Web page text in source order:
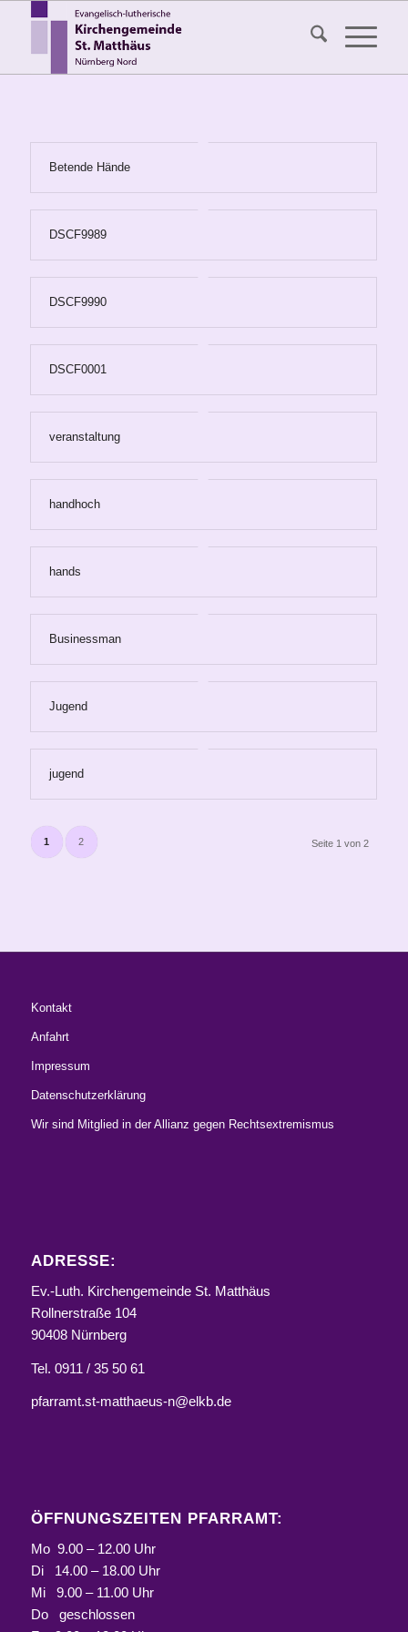
Betende Hände
DSCF9989
DSCF9990
DSCF0001
veranstaltung
handhoch
hands
Businessman
Jugend
jugend
Seite 1 von 2
1 2
Kontakt
Anfahrt
Impressum
Datenschutzerklärung
Wir sind Mitglied in der Allianz gegen Rechtsextremismus
ADRESSE:
Ev.-Luth. Kirchengemeinde St. Matthäus
Rollnerstraße 104
90408 Nürnberg
Tel. 0911 / 35 50 61
pfarramt.st-matthaeus-n@elkb.de
ÖFFNUNGSZEITEN PFARRAMT:
Mo 9.00 – 12.00 Uhr
Di 14.00 – 18.00 Uhr
Mi 9.00 – 11.00 Uhr
Do geschlossen